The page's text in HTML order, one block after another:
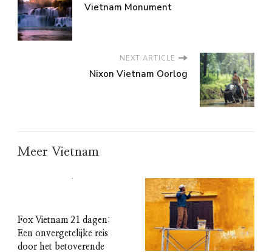
Vietnam Monument
NEXT ARTICLE
Nixon Vietnam Oorlog
Meer Vietnam
Fox Vietnam 21 dagen:
Een onvergetelijke reis
door het betoverende